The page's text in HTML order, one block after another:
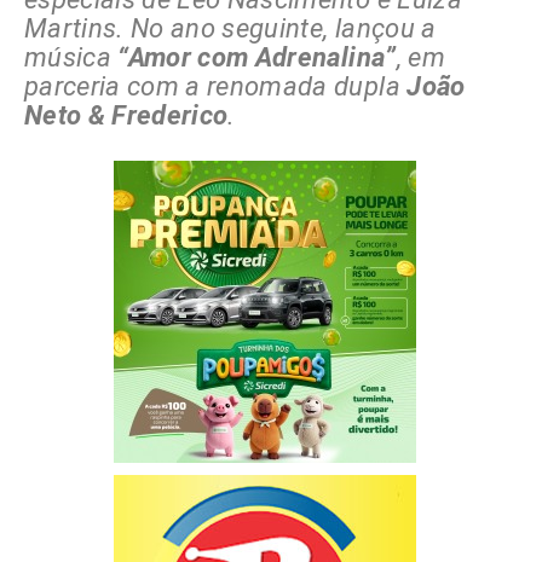
Martins. No ano seguinte, lançou a
música “Amor com Adrenalina”, em
parceria com a renomada duplaJoão
Neto & Frederico.